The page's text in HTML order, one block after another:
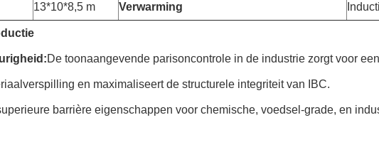
13*10*8,5 m Verwarming
De toonaangevende parisoncontrole in de industrie zorgt voor
en maximaliseert de structurele integriteit van IBC.
barrière eigenschappen voor chemische, voedsel-grade, en